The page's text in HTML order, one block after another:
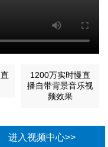
1200万实时慢直
播自带背景音乐视
频效果
进入视频中心>>